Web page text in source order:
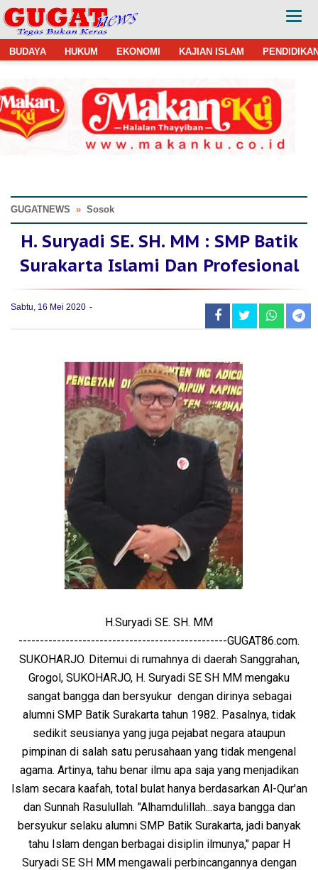
BUDAYA HUKUM EKONOMI KAJIAN ISLAM
GUGATNEWS » Sosok
H. Suryadi SE. SH. MM : SMP Batik
Surakarta Islami Dan Profesional
Sabtu, 16 Mei 2020
H.Suryadi SE. SH. MM
-------------------------------------------------GUGAT86.com.
SUKOHARJO. Ditemui di rumahnya di daerah Sanggrahan,
Grogol, SUKOHARJO, H. Suryadi SE SH MM mengaku
sangat bangga dan bersyukur dengan dirinya sebagai
alumni SMP Batik Surakarta tahun 1982. Pasalnya, tidak
sedikit seusianya yang juga pejabat negara ataupun
pimpinan di salah satu perusahaan yang tidak mengenal
agama. Artinya, tahu benar ilmu apa saja yang menjadikan
Islam secara kaafah, total bulat hanya berdasarkan Al-Qur'an
dan Sunnah Rasulullah. "Alhamdulillah...saya bangga dan
bersyukur selaku alumni SMP Batik Surakarta, jadi banyak
tahu Islam dengan berbagai disiplin ilmunya," papar H
Suryadi SE SH MM mengawali perbincangannya dengan